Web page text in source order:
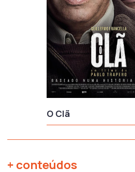
O Clã
+ conteúdos